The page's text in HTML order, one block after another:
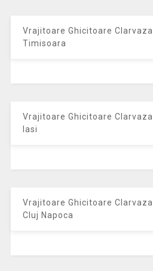
Vrajitoare Ghicitoare
Timisoara
Vrajitoare Ghicitoare
Iasi
Vrajitoare Ghicitoare
Cluj Napoca